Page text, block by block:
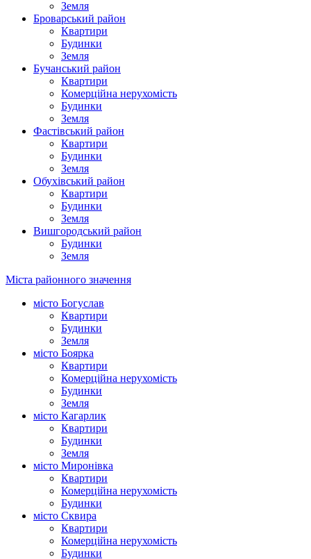
Земля
Броварський район
Квартири
Будинки
Земля
Бучанський район
Квартири
Комерційна нерухомість
Будинки
Земля
Фастівський район
Квартири
Будинки
Земля
Обухівський район
Квартири
Будинки
Земля
Вишгородський район
Будинки
Земля
Міста районного значення
місто Богуслав
Квартири
Будинки
Земля
місто Боярка
Квартири
Комерційна нерухомість
Будинки
Земля
місто Кагарлик
Квартири
Будинки
Земля
місто Миронівка
Квартири
Комерційна нерухомість
Будинки
місто Сквира
Квартири
Комерційна нерухомість
Будинки